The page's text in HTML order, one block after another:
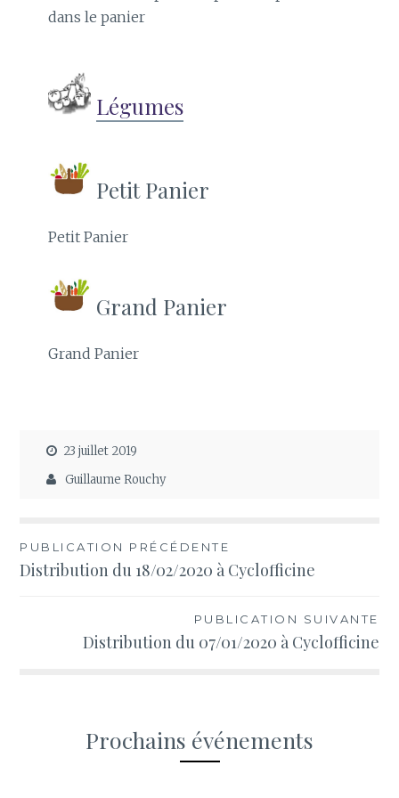
dans le panier
Légumes
Petit Panier
Petit Panier
Grand Panier
Grand Panier
23 juillet 2019
Guillaume Rouchy
Navigation
de
PUBLICATION PRÉCÉDENTE
Distribution du 18/02/2020 à Cyclofficine
PUBLICATION SUIVANTE
Distribution du 07/01/2020 à Cyclofficine
Prochains événements